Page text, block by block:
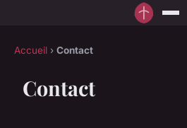
Accueil › Contact
Contact